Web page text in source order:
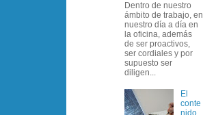
Dentro de nuestro
ámbito de trabajo, en
nuestro día a día en
la oficina, además
de ser proactivos,
ser cordiales y por
supuesto ser
diligen...
El
conte
nido